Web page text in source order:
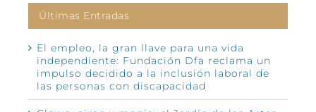
Últimas Entradas
El empleo, la gran llave para una vida
independiente: Fundación Dfa reclama un
impulso decidido a la inclusión laboral de
las personas con discapacidad